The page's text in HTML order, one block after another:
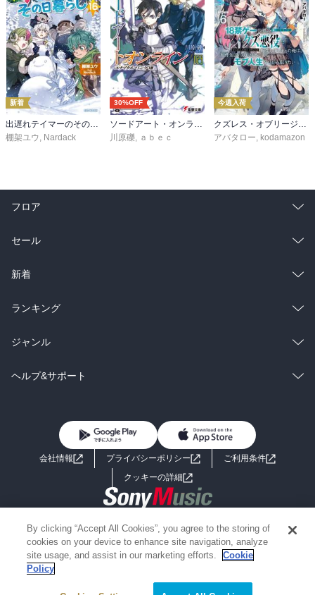
新着
出遅れテイマーのその日暮らし 16
棚架ユウ, Nardack
30%OFF
ソードアート・オンライン29 ユナイタル・リングVIII
川原礫, ａｂｅｃ
今週入荷
クズレス・オブリージュ６ 18禁ゲー世界のクズ悪役に転生してしまった俺は、原作知識の力でどうしてもモブ人生をつかみ取りたい【電子特別版】
アバタロー, kodamazon
フロア
総合
ラノベ
雑誌・グラビア
BL・TL
セール
総合
ラノベ
雑誌・グラビア
BL・TL
新着
総合
ラノベ
雑誌・グラビア
ランキング
総合
ラノベ
ジャンル
コミック
ライトノベル 男子向けラノベ
小説
海外小説
ミステリー SF
歴史・時代小説
ヘルプ&サポート
よくあるご質問 お問い合わせ
会社情報 プライバシーポリシー
ご利用条件
クッキーの詳細
Copyright 2017 - 2026 Sony Music Entertainment(Japan) Inc.
Information on the site is for the Japan domestic market only
powered by
By clicking “Accept All Cookies”, you agree to the storing of
cookies on your device to enhance site navigation, analyze
site usage, and assist in our marketing efforts.
Cookie
Policy